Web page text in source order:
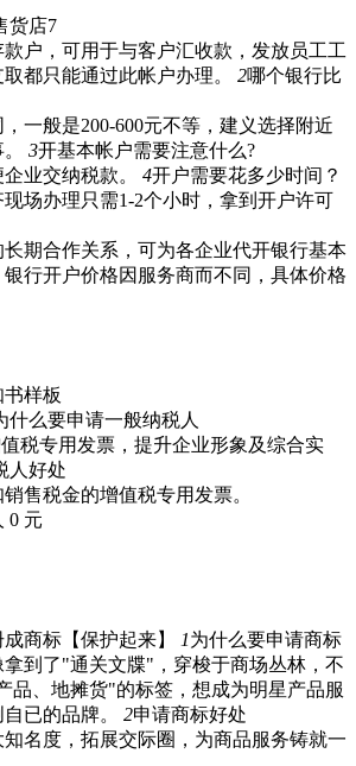
货店7
户，可用于与客户汇收款，发放员工工
都只能通过此帐户办理。
2哪个银行比
一般是200-600元不等，建义选择附近
3开基本帐户需要注意什么?
业交纳税款。
4开户需要花多少时间？
场办理只需1-2个小时，拿到开户许可
期合作关系，可为各企业代开银行基本
行开户价格因服务商而不同，具体价格
样板
什么要申请一般纳税人
税专用发票，提升企业形象及综合实
人好处
售税金的增值税专用发票。
0 元
商标【保护起来】
1为什么要申请商标
到了"通关文牒"，穿梭于商场丛林，不
品、地摊货"的标签，想成为明星产品服
已的品牌。
2申请商标好处
名度，拓展交际圈，为商品服务铸就一